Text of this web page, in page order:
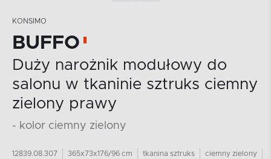
KONSIMO
BUFFO
Duży narożnik modułowy do
salonu w tkaninie sztruks ciemny
zielony prawy
- kolor ciemny zielony
12839.08.307 365x73x176/96 cm tkanina sztruks ciemny zielony